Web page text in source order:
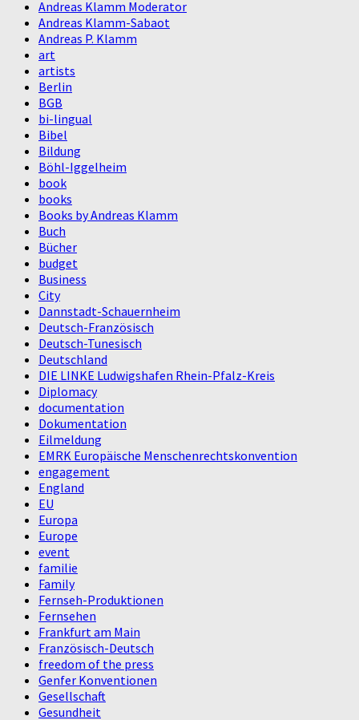
Andreas Klamm Moderator
Andreas Klamm-Sabaot
Andreas P. Klamm
art
artists
Berlin
BGB
bi-lingual
Bibel
Bildung
Böhl-Iggelheim
book
books
Books by Andreas Klamm
Buch
Bücher
budget
Business
City
Dannstadt-Schauernheim
Deutsch-Französisch
Deutsch-Tunesisch
Deutschland
DIE LINKE Ludwigshafen Rhein-Pfalz-Kreis
Diplomacy
documentation
Dokumentation
Eilmeldung
EMRK Europäische Menschenrechtskonvention
engagement
England
EU
Europa
Europe
event
familie
Family
Fernseh-Produktionen
Fernsehen
Frankfurt am Main
Französisch-Deutsch
freedom of the press
Genfer Konventionen
Gesellschaft
Gesundheit